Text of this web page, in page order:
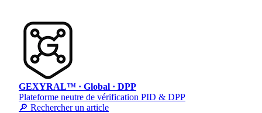
GEXYRAL™ · Global · DPP
Plateforme neutre de vérification PID & DPP
🔎 Rechercher un article